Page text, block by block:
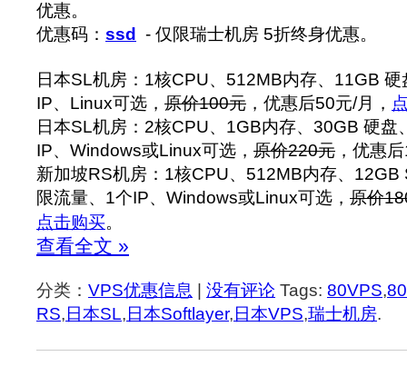
优惠。
优惠码： ssd - 仅限瑞士机房 5折终身优惠。
日本SL机房：1核CPU、512MB内存、11GB
IP、Linux可选， 原价100元 ，优惠后50元/月，
日本SL机房：2核CPU、1GB内存、30GB 硬盘
IP、Windows或Linux可选， 原价220元 ，优惠
新加坡RS机房：1核CPU、512MB内存、
限流量、1个IP、Windows或Linux可选， 原价
点击购买。
查看全文 »
分类： VPS优惠信息 没有评论 Tags: 80VPS,
RS, 日本SL, 日本Softlayer, 日本VPS,瑞士机房.